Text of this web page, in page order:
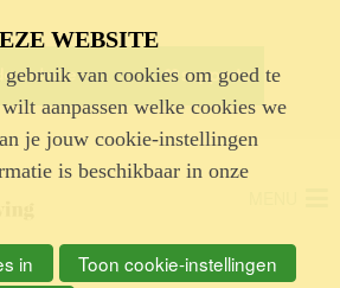
WEBSITE
van cookies om goed te
aanpassen welke cookies we
je jouw cookie-instellingen
is beschikbaar in onze
in
Toon cookie-instellingen